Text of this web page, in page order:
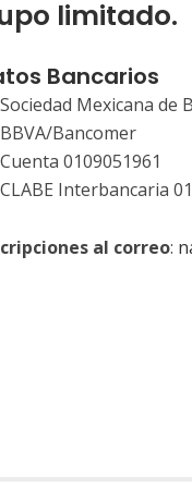
limitado.
Bancarios
Sociedad Mexicana de
BBVA/Bancomer
Cuenta 0109051961
CLABE Interbancaria
al correo: